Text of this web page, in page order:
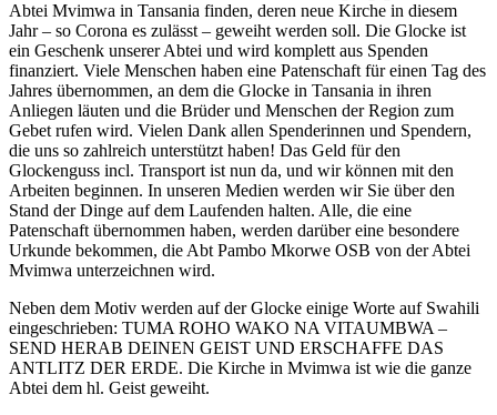
Abtei Mvimwa in Tansania finden, deren neue Kirche in diesem
Jahr – so Corona es zulässt – geweiht werden soll. Die Glocke ist
ein Geschenk unserer Abtei und wird komplett aus Spenden
finanziert. Viele Menschen haben eine Patenschaft für einen Tag des
Jahres übernommen, an dem die Glocke in Tansania in ihren
Anliegen läuten und die Brüder und Menschen der Region zum
Gebet rufen wird. Vielen Dank allen Spenderinnen und Spendern,
die uns so zahlreich unterstützt haben! Das Geld für den
Glockenguss incl. Transport ist nun da, und wir können mit den
Arbeiten beginnen. In unseren Medien werden wir Sie über den
Stand der Dinge auf dem Laufenden halten. Alle, die eine
Patenschaft übernommen haben, werden darüber eine besondere
Urkunde bekommen, die Abt Pambo Mkorwe OSB von der Abtei
Mvimwa unterzeichnen wird.
Neben dem Motiv werden auf der Glocke einige Worte auf Swahili
eingeschrieben: TUMA ROHO WAKO NA VITAUMBWA –
SEND HERAB DEINEN GEIST UND ERSCHAFFE DAS
ANTLITZ DER ERDE. Die Kirche in Mvimwa ist wie die ganze
Abtei dem hl. Geist geweiht.